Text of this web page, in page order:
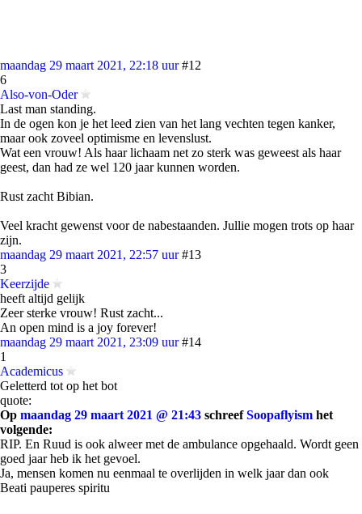
maandag 29 maart 2021, 22:18 uur #12
6
Also-von-Oder
Last man standing.
In de ogen kon je het leed zien van het lang vechten tegen kanker,
maar ook zoveel optimisme en levenslust.
Wat een vrouw! Als haar lichaam net zo sterk was geweest als haar
geest, dan had ze wel 120 jaar kunnen worden.
Rust zacht Bibian.
Veel kracht gewenst voor de nabestaanden. Jullie mogen trots op haar
zijn.
maandag 29 maart 2021, 22:57 uur #13
3
Keerzijde
heeft altijd gelijk
Zeer sterke vrouw! Rust zacht...
An open mind is a joy forever!
maandag 29 maart 2021, 23:09 uur #14
1
Academicus
Geletterd tot op het bot
quote:
Op maandag 29 maart 2021 @ 21:43 schreefSoopaflyism het
volgende:
RIP. En Ruud is ook alweer met de ambulance opgehaald. Wordt geen
goed jaar heb ik het gevoel.
Ja, mensen komen nu eenmaal te overlijden in welk jaar dan ook
Beati pauperes spiritu